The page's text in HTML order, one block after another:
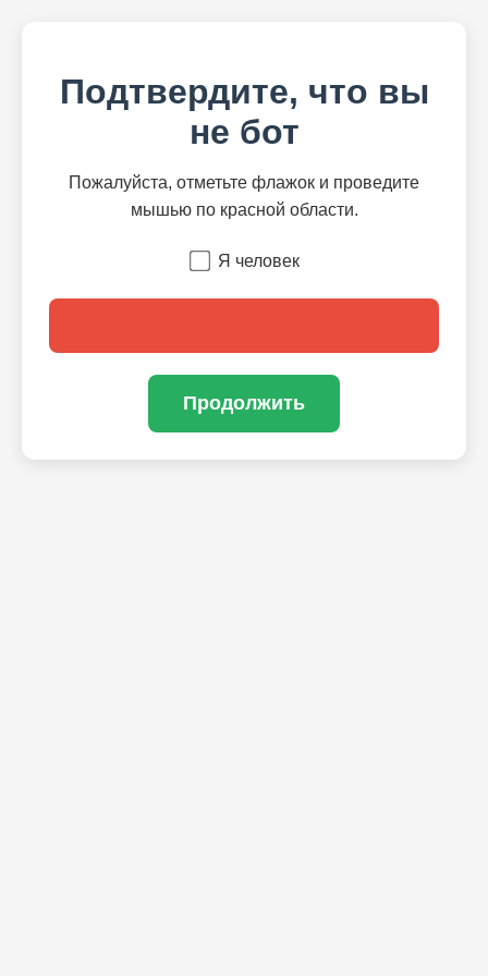
Подтвердите, что вы
не бот
Пожалуйста, отметьте флажок и проведите
мышью по красной области.
Я человек
Продолжить